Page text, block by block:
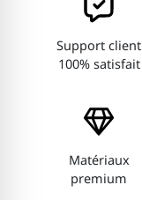
Angélique
Trop belle
Support client
100% satisfait
Matériaux
premium